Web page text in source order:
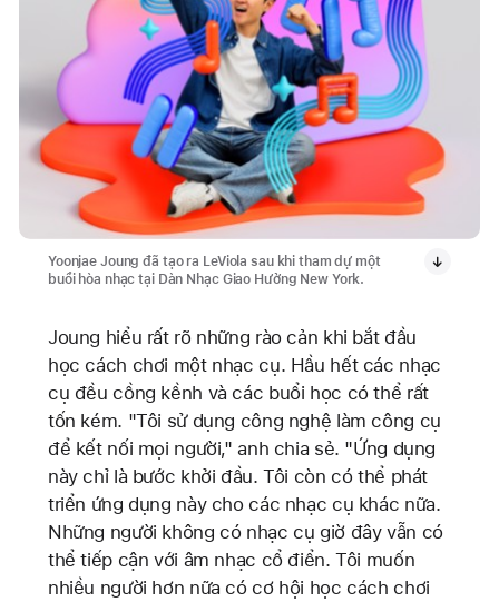
Yoonjae Joung đã tạo ra LeViola sau khi tham dự một
buổi hòa nhạc tại Dàn Nhạc Giao Hưởng New York.
Joung hiểu rất rõ những rào cản khi bắt đầu
học cách chơi một nhạc cụ. Hầu hết các nhạc
cụ đều cồng kềnh và các buổi học có thể rất
tốn kém. "Tôi sử dụng công nghệ làm công cụ
để kết nối mọi người," anh chia sẻ. "Ứng dụng
này chỉ là bước khởi đầu. Tôi còn có thể phát
triển ứng dụng này cho các nhạc cụ khác nữa.
Những người không có nhạc cụ giờ đây vẫn có
thể tiếp cận với âm nhạc cổ điển. Tôi muốn
nhiều người hơn nữa có cơ hội học cách chơi